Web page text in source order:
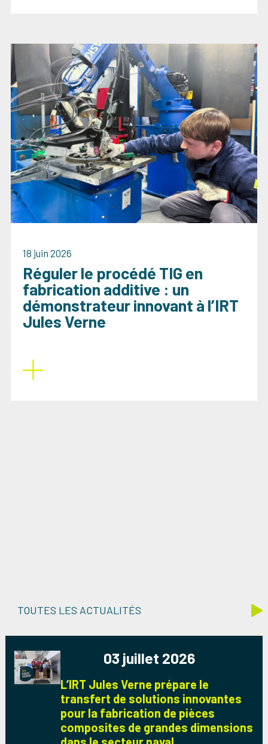
18 juin 2026
Réguler le procédé TIG en
fabrication additive : un
démonstrateur innovant à l’IRT
Jules Verne
TOUTES LES ACTUALITÉS
03 juillet 2026
L’IRT Jules Verne prépare le
transfert de solutions innovantes
pour la fabrication de pièces
composites de grandes dimensions